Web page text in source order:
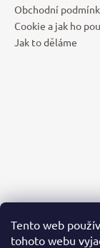
Tento web
tohoto webu
Obchodní
Cookie a jak ho
Jak to děláme